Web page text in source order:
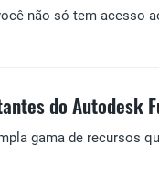
não só tem acesso
do Autodesk
gama de recursos